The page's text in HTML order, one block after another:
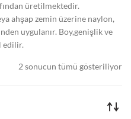
üretilmektedir.
ahşap zemin üzerine naylon,
uygulanır. Boy,genişlik ve
edilir.
2 sonucun tümü gösteriliyor